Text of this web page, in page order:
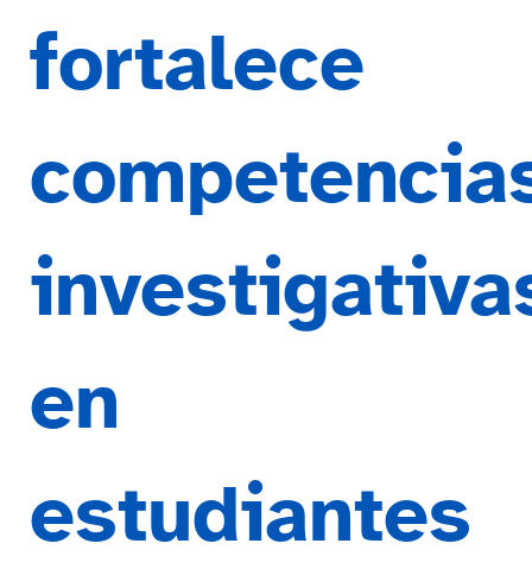
fortalece
en
estudiantes